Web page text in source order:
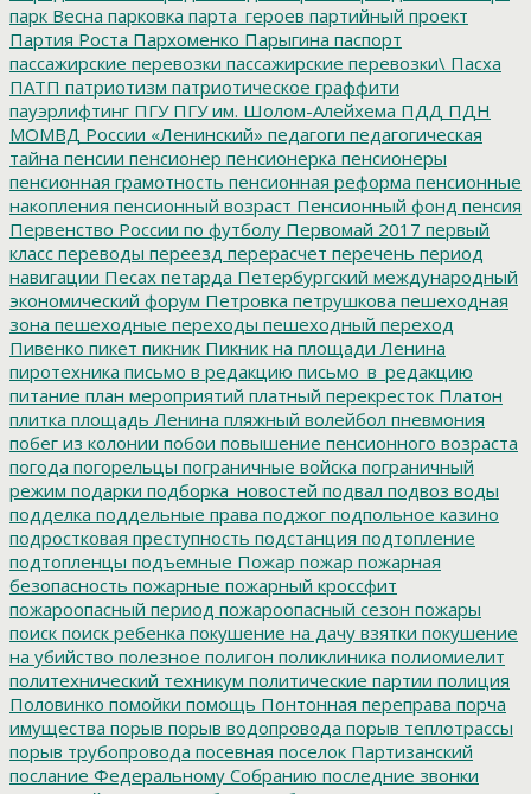
парк Весна парковка парта_героев партийный проект
Партия Роста Пархоменко Парыгина паспорт
пассажирские перевозки пассажирские перевозки\ Пасха
ПАТП патриотизм патриотическое граффити
пауэрлифтинг ПГУПГУ им. Шолом-Алейхема ПДД ПДН
МОМВД России «Ленинский» педагоги педагогическая
тайна пенсии пенсионер пенсионерка пенсионеры
пенсионная грамотность пенсионная реформа пенсионные
накопления пенсионный возраст Пенсионный фонд пенсия
Первенство России по футболу Первомай 2017 первый
класс переводы переезд перерасчет перечень период
навигации Песах петарда Петербургский международный
экономический форум Петровка петрушкова пешеходная
зона пешеходные переходы пешеходный переход
Пивенко пикет пикник Пикник на площади Ленина
пиротехника письмо в редакцию письмо_в_редакцию
питание план мероприятий платный перекресток Платон
плитка площадь Ленина пляжный волейбол пневмония
побег из колонии побои повышение пенсионного возраста
погода погорельцы пограничные войска пограничный
режим подарки подборка_новостей подвал подвоз воды
подделка поддельные права поджог подпольное казино
подростковая преступность подстанция подтопление
подтопленцы подъемные Пожар пожар пожарная
безопасность пожарные пожарный кроссфит
пожароопасный период пожароопасный сезон пожары
поиск поиск ребенка покушение на дачу взятки покушение
на убийство полезное полигон поликлиника полиомиелит
политехнический техникум политические партии полиция
Половинко помойки помощь Понтонная переправа порча
имущества порыв порыв водопровода порыв теплотрассы
порыв трубопровода посевная поселок Партизанский
послание Федеральному Собранию последние звонки